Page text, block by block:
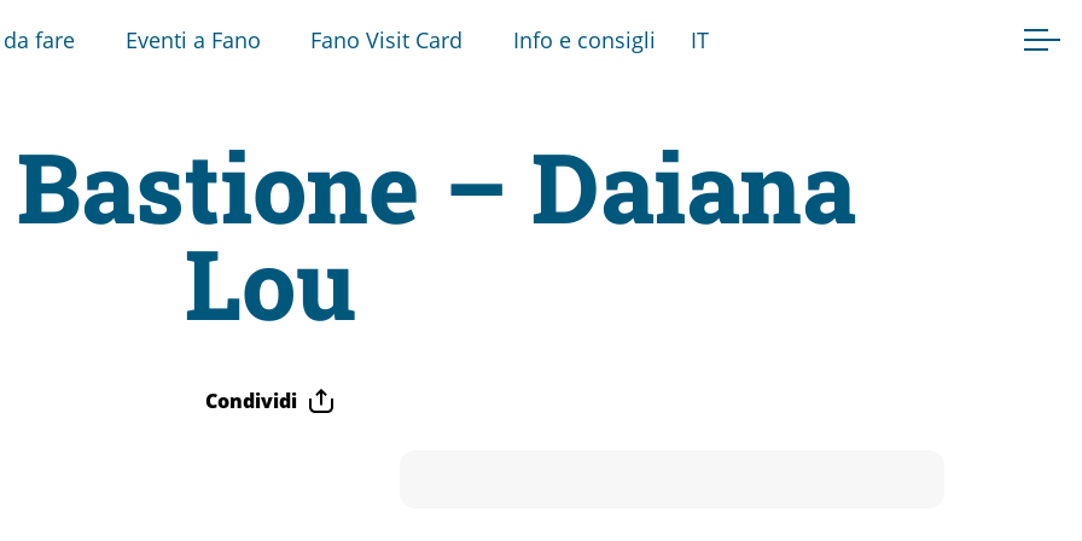
da fare Eventi a Fano Fano Visit Card Info e consigli IT
– Daiana
Lou
Condividi